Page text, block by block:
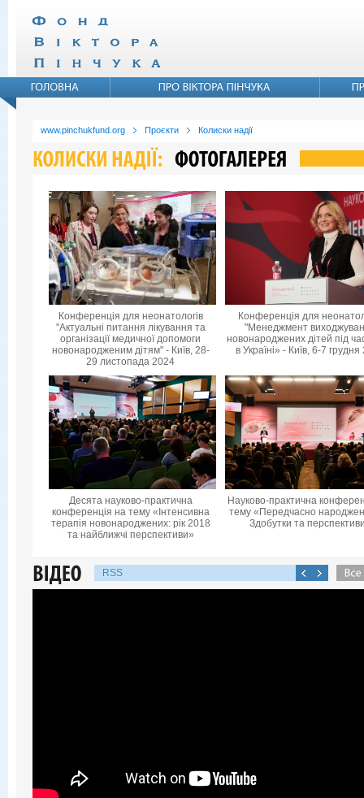
www.pinchukfund.org Проєкти Колиски надії
Конференція для неонатологів
"Актуальні питання лікування та
організації медичної допомоги
новонародженим дітям" - Київ, 28-
29 листопада 2024
Конференція для
"Менеджмент
новонароджених дітей під
в Україні» - Київ, 6-7
Десята науково-практична
конференцiя на тему «Інтенсивна
терапія новонароджених: рік 2018
та найближчі перспективи»
Науково-практична
тему «Передчасно
Здобутки та
RSS